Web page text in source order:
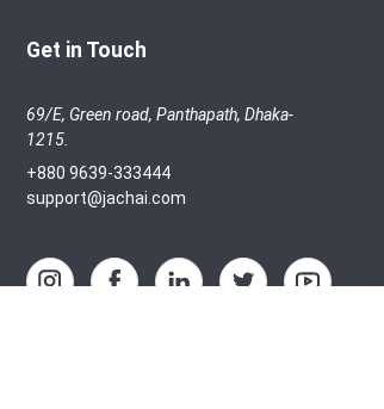
Get in Touch
69/E, Green road, Panthapath, Dhaka-
1215.
+880 9639-333444
support@jachai.com